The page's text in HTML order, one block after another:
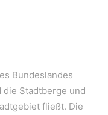
Bundeslandes
die Stadtberge und
fließt. Die